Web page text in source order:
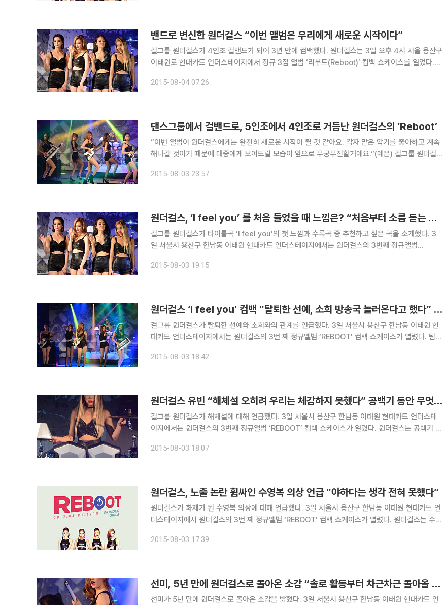
밴드로 변신한 원더걸스 “이번 앨범은 우리에게 새로운 시작이다”
걸그룹 원더걸스가 4인조 걸밴드가 되어 3년 만에 컴백했다. 원더걸스는 3일 오후 4시 서울 용산구
이태원로 현대카드 언더스테이지에서 정규 3집 앨범 ‘리부트(Reboot)’ 컴백 쇼케이스를 열었다.
탈퇴하고 선미가 재합류하면서 4인조 밴드가 되었다.
2015-08-04 07:26
댄스그룹에서 걸밴드로, 5인조에서 4인조로 거듭난 원더걸스의 ‘Reboot’
“이번 앨범이 원더걸스에게는 완전히 새로운 시작이 될 것 같아요. 각자 맡은 악기를 좋아하고 계속
해나갈 것이기 때문에 대중에게 보여드릴 모습이 앞으로 무궁무진할거예요.”(예은) 걸그룹 원더걸
대카드 언더스테이지에서 정규 3집 ‘리부트(Reboot)’ 컴백
2015-08-03 23:57
원더걸스, ‘I feel you’ 를 처음 들었을 때 느낌은? “처음부터 소름 돋는 곡이었다”
걸그룹 원더걸스가 타이틀곡 ‘I feel you’의 첫 느낌과 수록곡 중 추천하고 싶은 곡을 소개했다. 3
일 서울시 용산구 한남동 이태원 현대카드 언더스테이지에서는 원더걸스의 3번째 정규앨범
는 “합주하는 중간에 곡을 들려주셨다”며 “굉장히
2015-08-03 19:15
원더걸스 ‘I feel you’ 컴백 “탈퇴한 선예, 소희 방송국 놀러온다고 했다” 여전한 친분 언급
걸그룹 원더걸스가 탈퇴한 선예와 소희와의 관계를 언급했다. 3일 서울시 용산구 한남동 이태원 현
대카드 언더스테이지에서는 원더걸스의 3번 째 정규앨범 ‘REBOOT’ 컴백 쇼케이스가 열렸다. 팀을
떨린다고 하더라. 기대하고 있고 잘 지켜보고 있다고 응원해주면
2015-08-03 18:42
원더걸스 유빈 “해체설 오히려 우리는 체감하지 못했다” 공백기 동안 무엇했나 보니…
걸그룹 원더걸스가 해체설에 대해 언급했다. 3일 서울시 용산구 한남동 이태원 현대카드 언더스테
이지에서는 원더걸스의 3번째 정규앨범 ‘REBOOT’ 컴백 쇼케이스가 열렸다. 원더걸스는 공백기 동
저희 넷이서 살고 있었고, 선예나 소희와 항상 연락하고 있어
2015-08-03 18:07
원더걸스, 노출 논란 휩싸인 수영복 의상 언급 “야하다는 생각 전혀 못했다”
원더걸스가 화제가 된 수영복 의상에 대해 언급했다. 3일 서울시 용산구 한남동 이태원 현대카드 언
더스테이지에서 원더걸스의 3번 째 정규앨범 ‘REBOOT’ 컴백 쇼케이스가 열렸다. 원더걸스는 수영
국에 다녀오면서 개방적으로 변한 것 같다”며 “저희는 수영
2015-08-03 17:39
선미, 5년 만에 원더걸스로 돌아온 소감 “솔로 활동부터 차근차근 돌아올 준비 했었다”
선미가 5년 만에 원더걸스로 돌아온 소감을 밝혔다. 3일 서울시 용산구 한남동 이태원 현대카드 언